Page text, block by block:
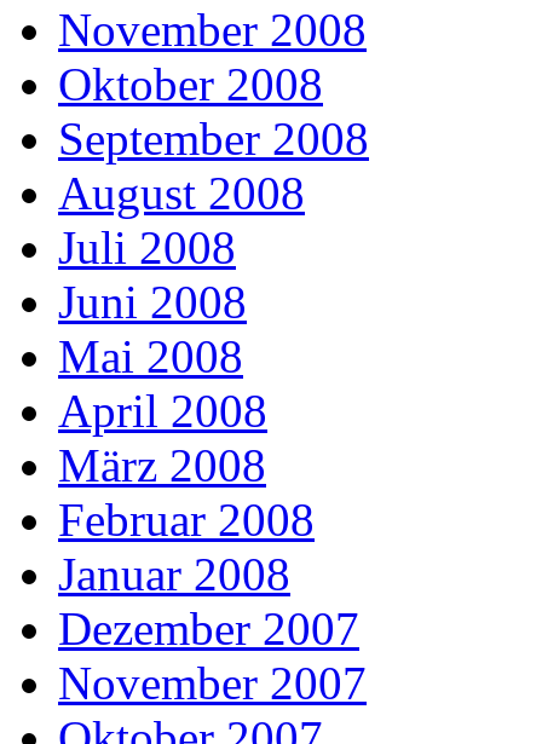
November 2008
Oktober 2008
September 2008
August 2008
Juli 2008
Juni 2008
Mai 2008
April 2008
März 2008
Februar 2008
Januar 2008
Dezember 2007
November 2007